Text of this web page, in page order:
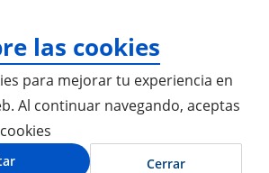
las cookies
para mejorar tu experiencia en
Al continuar navegando, aceptas
Cerrar